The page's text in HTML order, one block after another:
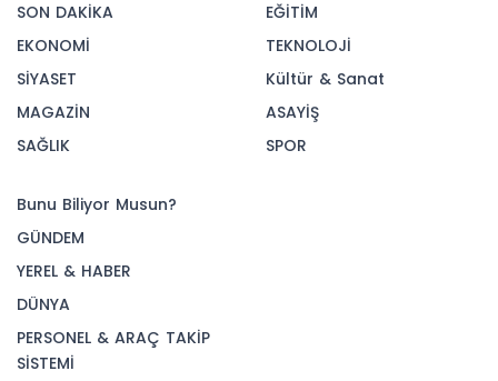
SON DAKİKA
EKONOMİ
SİYASET
MAGAZİN
SAĞLIK
EĞİTİM
TEKNOLOJİ
Kültür & Sanat
ASAYİŞ
SPOR
Bunu Biliyor Musun?
GÜNDEM
YEREL & HABER
DÜNYA
PERSONEL & ARAÇ TAKİP
SİSTEMİ